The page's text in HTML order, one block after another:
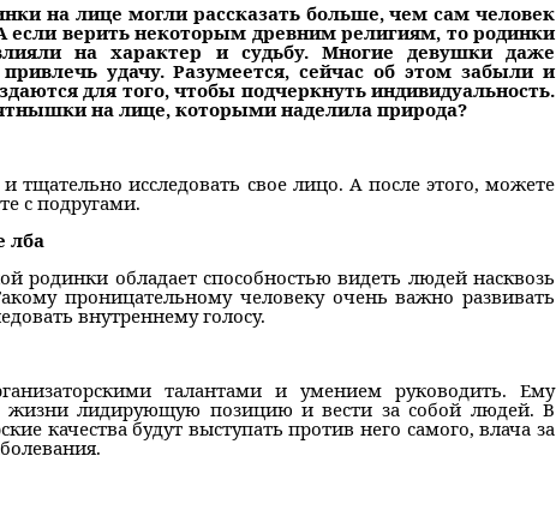
на лице могли рассказать больше, чем сам человек
если верить некоторым древним религиям, то родинки
на характер и судьбу. Многие девушки даже
удачу. Разумеется, сейчас об этом забыли и
для того, чтобы подчеркнуть индивидуальность.
на лице, которыми наделила природа?
тщательно исследовать свое лицо. А после этого, можете
с подругами.
лба
родинки обладает способностью видеть людей насквозь
проницательному человеку очень важно развивать
внутреннему голосу.
талантами и умением руководить. Ему
жизни лидирующую позицию и вести за собой людей. В
качества будут выступать против него самого, влача за